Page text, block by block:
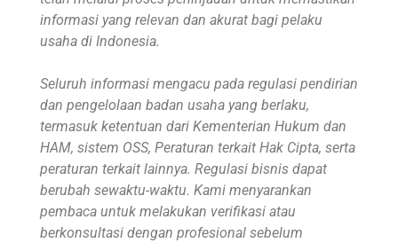
informasi yang relevan dan akurat bagi pelaku
usaha di Indonesia.
Seluruh informasi mengacu pada regulasi pendirian
dan pengelolaan badan usaha yang berlaku,
termasuk ketentuan dari Kementerian Hukum dan
HAM, sistem OSS, Peraturan terkait Hak Cipta, serta
peraturan terkait lainnya. Regulasi bisnis dapat
berubah sewaktu-waktu. Kami menyarankan
pembaca untuk melakukan verifikasi atau
berkonsultasi dengan profesional sebelum